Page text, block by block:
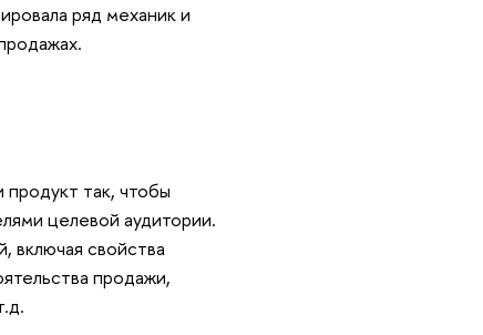
ряд механик и
так, чтобы
целевой аудитории.
включая свойства
продажи,